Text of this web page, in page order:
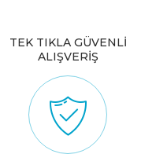
TEK TIKLA GÜVENLİ
ALIŞVERİŞ